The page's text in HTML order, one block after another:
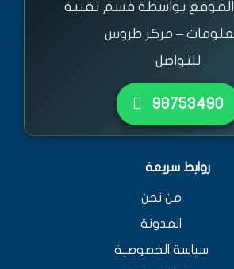
الموقع بواسطة قسم تقنية
– مركز طروس
للتواصل
٩٨٧٥٣٤٩٠
روابط سريعة
من نحن
المدونة
سياسة الخصوصية